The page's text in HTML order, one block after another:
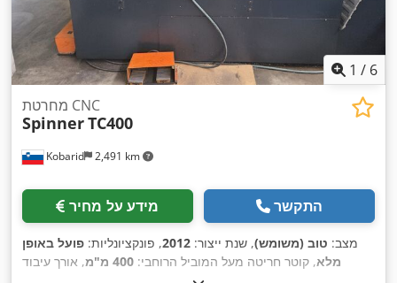
1 / 6
Kobarid 2,491 km
מחרטת CNC
SpinnerTC400
מידע על מחיר התקשר
מצב: טוב (משומש), שנת ייצור: 2012, פונקציונליות: פועל באופן
מלא, קוטר חריטה מעל המוביל הרוחבי: 400 מ"מ
, אורך עיבוד